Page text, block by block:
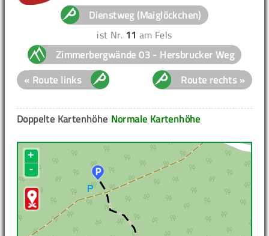
Dienstweg (Maiglöckchen)
ist Nr. 11 am Fels
Zimmerbergwände 03 - Hersbrucker Weg
« Route links
Route rechts »
Normale Kartenhöhe
Doppelte Kartenhöhe
+
-